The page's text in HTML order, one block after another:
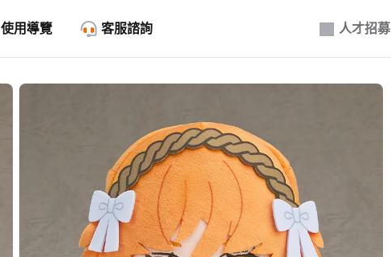
人才招募
使用導覽 客服諮詢